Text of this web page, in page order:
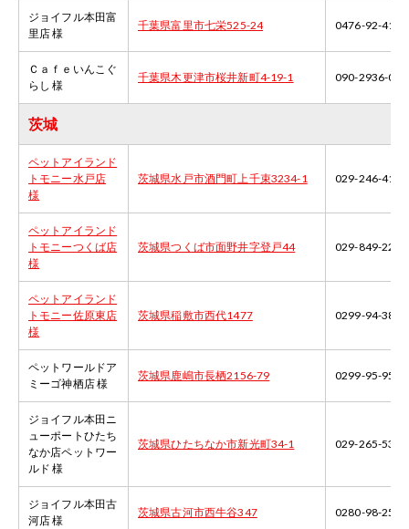
ジョイフル本田富
里店 様
千葉県富里市七栄525-24 0476-92-4141
Ｃａｆｅいんこぐ
らし 様
千葉県木更津市桜井新町4-19-1 090-2936-
茨城
ペットアイランド
トモニー水戸店
様
茨城県水戸市酒門町上千束3234-1 029-246-4144
ペットアイランド
トモニーつくば店
様
茨城県つくば市面野井字登戸44 029-849-2255
ペットアイランド
トモニー佐原東店
様
茨城県稲敷市西代1477 0299-94-3865
ペットワールドア
ミーゴ神栖店 様
茨城県鹿嶋市長栖2156-79 0299-95-9551
ジョイフル本田ニ
ューポートひたち
なか店ペットワー
ルド 様
茨城県ひたちなか市新光町34-1 029-265-5327
ジョイフル本田古
河店 様
茨城県古河市西牛谷347 0280-98-2531